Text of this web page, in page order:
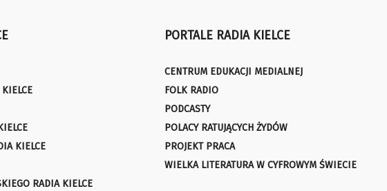
KIELCE
KIELCE
RADIA KIELCE
PORTALE RADIA KIELCE
CENTRUM EDUKACJI MEDIALNEJ
FOLK RADIO
PODCASTY
POLACY RATUJĄCYCH ŻYDÓW
PROJEKT PRACA
WIELKA LITERATURA W CYFROWYM ŚWIECIE